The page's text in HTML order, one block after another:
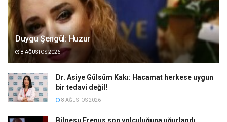
Duygu Şengül: Huzur
8 AĞUSTOS 2026
Dr. Asiye Gülsüm Kakı: Hacamat herkese uygun
bir tedavi değil!
8 AĞUSTOS 2026